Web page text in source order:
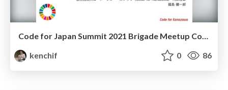
Code for Japan Summit 2021 Brigade Meetup Code for Kanazawa LT
kenchif
0 86